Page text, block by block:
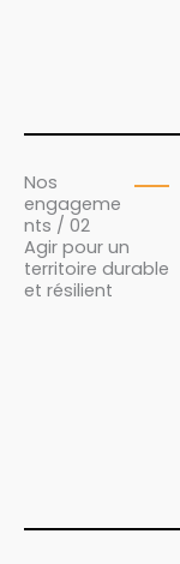
Nos
engageme
nts / 02
Agir pour un
territoire durable
et résilient